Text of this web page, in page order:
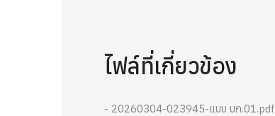
ไฟล์ที่เกี่ยวข้อง
- 20260304-023945-แบบ บก.01.pdf